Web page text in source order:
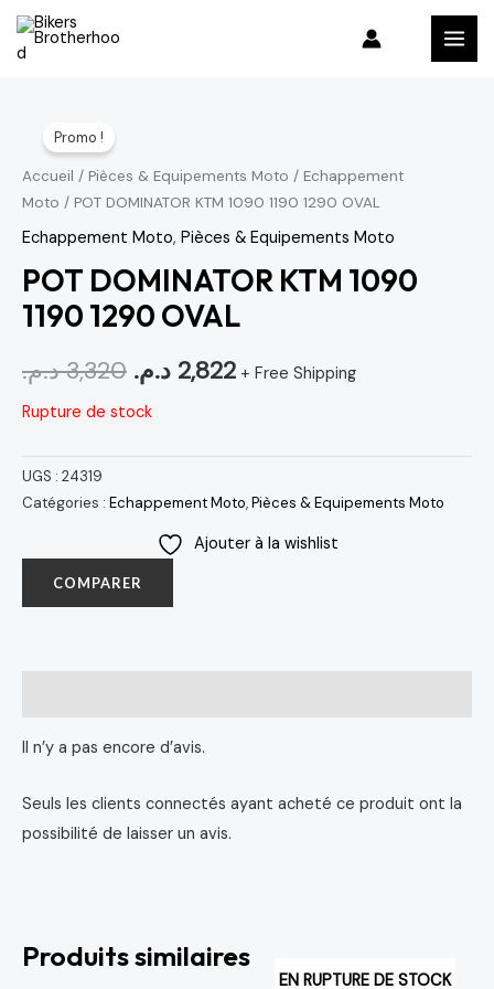
Aller
Promo !
Accueil / Pièces & Equipements Moto / Echappement
Moto / POT DOMINATOR KTM 1090 1190 1290 OVAL
Echappement Moto, Pièces & Equipements Moto
POT DOMINATOR KTM 1090
1190 1290 OVAL
3,320 د.م.
prix
initial
était :
3,320 د.م..
2,822 د.م.
prix
actuel
est :
2,822 د.م..
+ Free Shipping
Rupture de stock
UGS : 24319
Catégories : Echappement Moto,Pièces & Equipements Moto
Ajouter à la wishlist
COMPARER
Il n’y a pas encore d’avis.
Seuls les clients connectés ayant acheté ce produit ont la
possibilité de laisser un avis.
Produits similaires
EN RUPTURE DE STOCK